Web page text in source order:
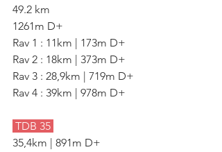
49.2 km
1261m D+
Rav 1 : 11km | 173m D+
Rav 2 : 18km | 373m D+
Rav 3 : 28,9km | 719m D+
Rav 4 : 39km | 978m D+
TDB 35
35,4km | 891m D+